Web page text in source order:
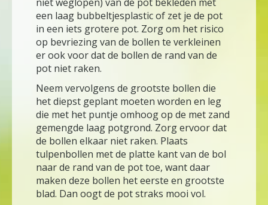
een laag bubbeltjesplastic of zet je de pot
in een iets grotere pot. Zorg om het risico
op bevriezing van de bollen te verkleinen
er ook voor dat de bollen de rand van de
pot niet raken.
Neem vervolgens de grootste bollen die
het diepst geplant moeten worden en leg
die met het puntje omhoog op de met zand
gemengde laag potgrond. Zorg ervoor dat
de bollen elkaar niet raken. Plaats
tulpenbollen met de platte kant van de bol
naar de rand van de pot toe, want daar
maken deze bollen het eerste en grootste
blad. Dan oogt de pot straks mooi vol.